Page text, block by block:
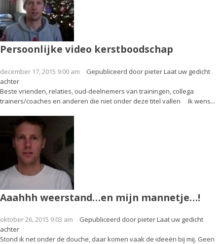
Persoonlijke video kerstboodschap
december 17, 2015 9:00 am Gepubliceerd doorpieterLaat uw gedicht
achter
Beste vrienden, relaties, oud-deelnemers van trainingen, collega
trainers/coaches en anderen die niet onder deze titel vallen Ik wens...
Aaahhh weerstand…en mijn mannetje…!
oktober 26, 2015 9:03 am Gepubliceerd doorpieterLaat uw gedicht
achter
Stond ik net onder de douche, daar komen vaak de ideeën bij mij. Geen